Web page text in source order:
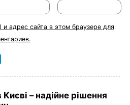
адрес сайта в этом браузере для
– надійне рішення